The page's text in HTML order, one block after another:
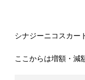
シナジーニコスカー
ここからは増額・減